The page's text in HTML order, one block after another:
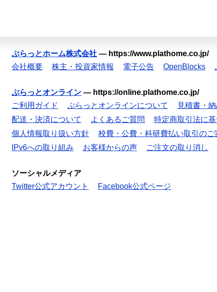
ぷらっとホーム株式会社 — https://www.plathome.co.jp/
会社概要
株主・投資家情報 電子公告 OpenBlocks
ぷらっとオンライン — https://online.plathome.co.jp/
ご利用ガイド
ぷらっとオンラインについて
見積書・
配送・決済について
よくあるご質問
特定商取引法に
個人情報取り扱い方針
校費・公費・科研費払い取引のご
IPv6への取り組み
お客様からの声 ご注文の取り消し
ソーシャルメディア
Twitter公式アカウント
Facebook公式ページ